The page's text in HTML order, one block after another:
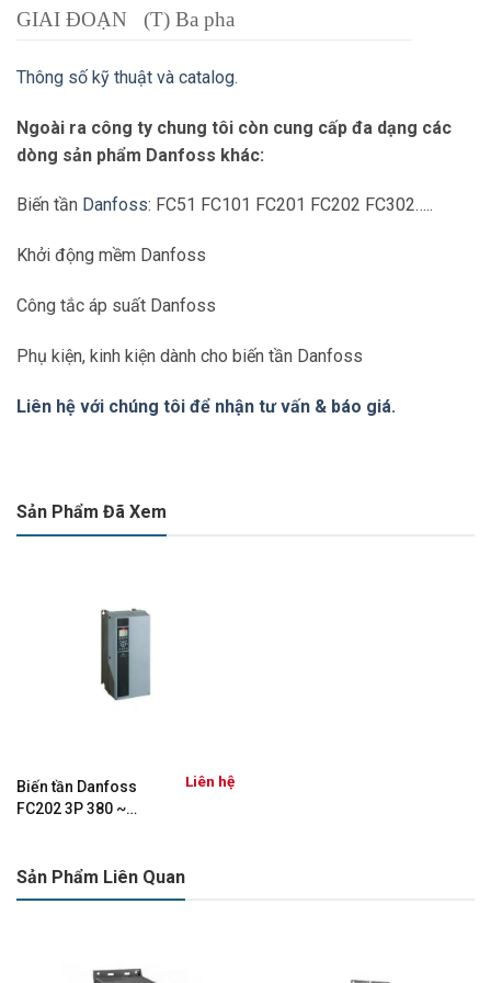
GIAI ĐOẠN
(T) Ba pha
LỌC RFI
(H2) RFI Lớp A2 (C3)
LCP
khiển
COATING
(X) Không phủ PCB
PHÁT
PHẦN
MỀM
nhất. SW.
NGỮ PHẦN
MỀM
B3
TYPECODE
DANH
MỤC SẢN
SẢN PHẨM
GỐC
(STD) Ổ đĩa tiêu chuẩn
Thông số kỹ thuật và catalog.
Ngoài ra công ty chung tôi còn cung cấp đa dạng các
dòng sản phẩm Danfoss khác:
Biến tần Danfoss: FC51 FC101 FC201 FC202 FC302…..
Khởi động mềm Danfoss
Công tắc áp suất Danfoss
Phụ kiện, kinh kiện dành cho biến tần Danfoss
Liên hệ với chúng tôi để nhận tư vấn & báo giá.
Sản Phẩm Đã Xem
Biến tần Danfoss
FC202 3P 380 ~
Liên hệ
Sản Phẩm Liên Quan